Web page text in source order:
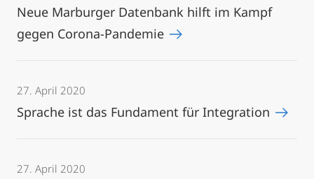
Neue Marburger Datenbank hilft im Kampf
gegen Corona-Pandemie
27. April 2020
Sprache ist das Fundament für Integration
27. April 2020